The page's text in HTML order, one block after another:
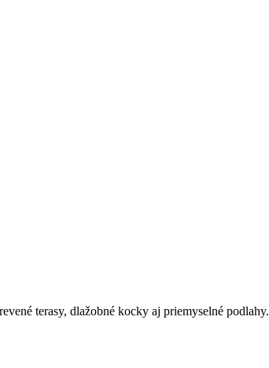
terasy, dlažobné kocky aj priemyselné podlahy.